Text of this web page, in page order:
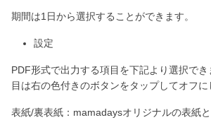
期間は1日から選択することができます。
設定
PDF形式で出力する項目を下記より選択で
目は右の色付きのボタンをタップしてオフに
表紙/裏表紙：mamadaysオリジナルの表紙と